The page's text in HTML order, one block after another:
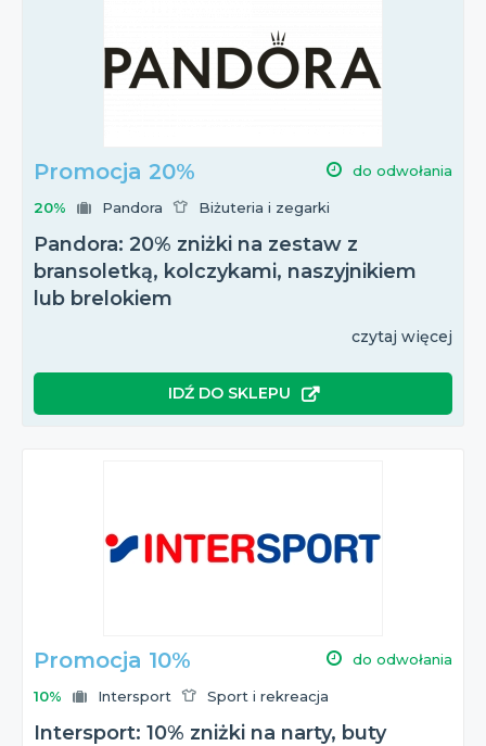
Promocja 20% do odwołania
20% Pandora Biżuteria i zegarki
Pandora: 20% zniżki na zestaw z
bransoletką, kolczykami, naszyjnikiem
lub brelokiem
czytaj więcej
IDŹ DO SKLEPU
Promocja 10% do odwołania
10% Intersport Sport i rekreacja
Intersport: 10% zniżki na narty, buty